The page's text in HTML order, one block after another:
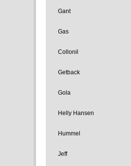
Gant
Gas
Collonil
Getback
Gola
Helly Hansen
Hummel
Jeff